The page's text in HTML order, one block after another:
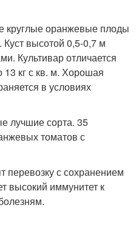
круглые оранжевые плоды
Куст высотой 0,5-0,7 м
Культивар отличается
кг с кв. м. Хорошая
в условиях
с сохранением
высокий иммунитет к